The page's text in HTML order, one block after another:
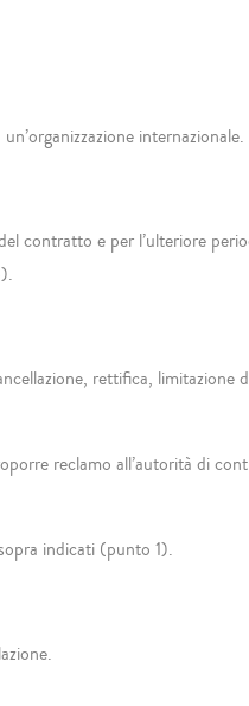
internazionale.
contratto e per l’ulteriore
rettifica,
reclamo all’autorità di
indicati (punto 1).